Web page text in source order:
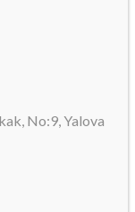
No:9, Yalova